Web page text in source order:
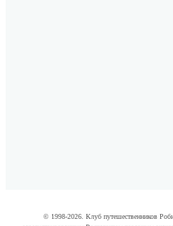
© 1998-2026. Клуб путешественников